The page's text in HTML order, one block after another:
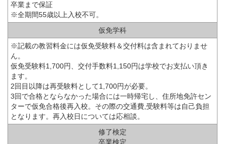
卒業まで保証
※全期間55歳以上入校不可。
仮免学科
※記載の教習料金には仮免受験料＆交付料は含まれておりませ
ん。
仮免受験料1,700円、交付手数料1,150円は学校でお支払い頂き
ます。
2回目以降は再受験料として1,700円が必要。
3回で合格とならなかった場合には一時帰宅し、住所地免許セン
ターで仮免合格後再入校。その際の交通費,受験料等は自己負担
となります。再入校日については応相談。
修了検定
卒業検定